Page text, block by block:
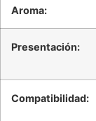
Aroma:
Presentación:
Compatibilidad: